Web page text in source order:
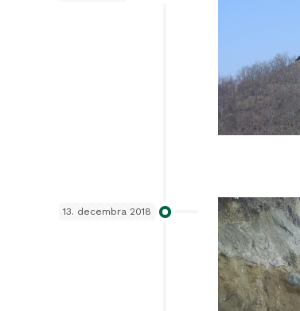
13. decembra 2018